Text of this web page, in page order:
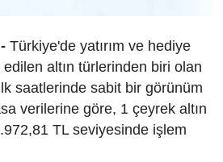
Türkiye'de yatırım ve hediye
altın türlerinden biri olan
saatlerinde sabit bir görünüm
verilerine göre, 1 çeyrek altın
TL seviyesinde işlem